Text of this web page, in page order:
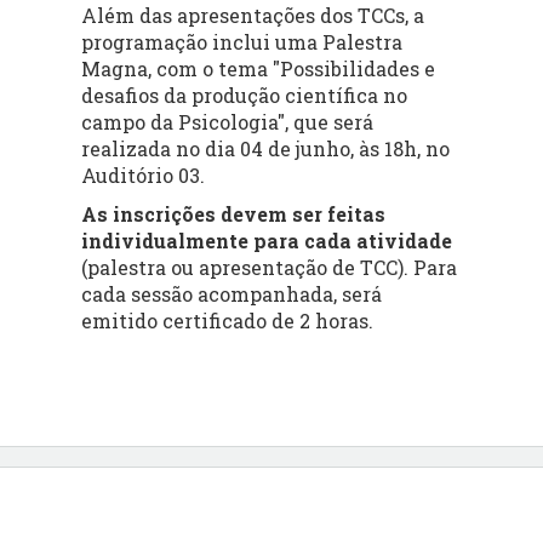
Além das apresentações dos TCCs, a
programação inclui uma Palestra
Magna, com o tema "Possibilidades e
desafios da produção científica no
campo da Psicologia", que será
realizada no dia 04 de junho, às 18h, no
Auditório 03.
As inscrições devem ser feitas
individualmente para cada atividade
(palestra ou apresentação de TCC). Para
cada sessão acompanhada, será
emitido certificado de 2 horas.